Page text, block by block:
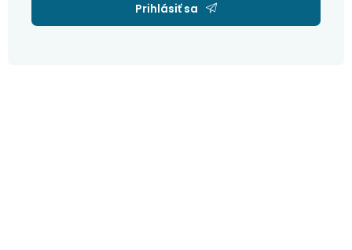
Prihlásiť sa